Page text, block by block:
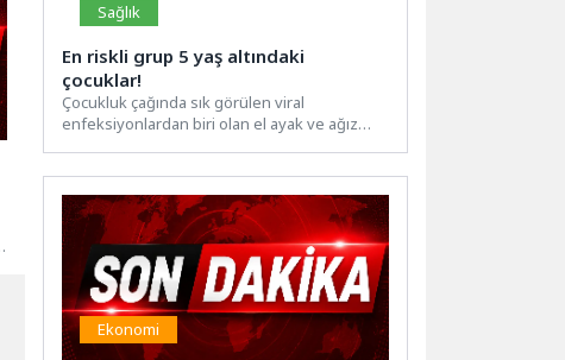
Sağlık
En riskli grup 5 yaş altındaki
çocuklar!
Çocukluk çağında sık görülen viral
enfeksiyonlardan biri olan el ayak ve ağız
Ekonomi